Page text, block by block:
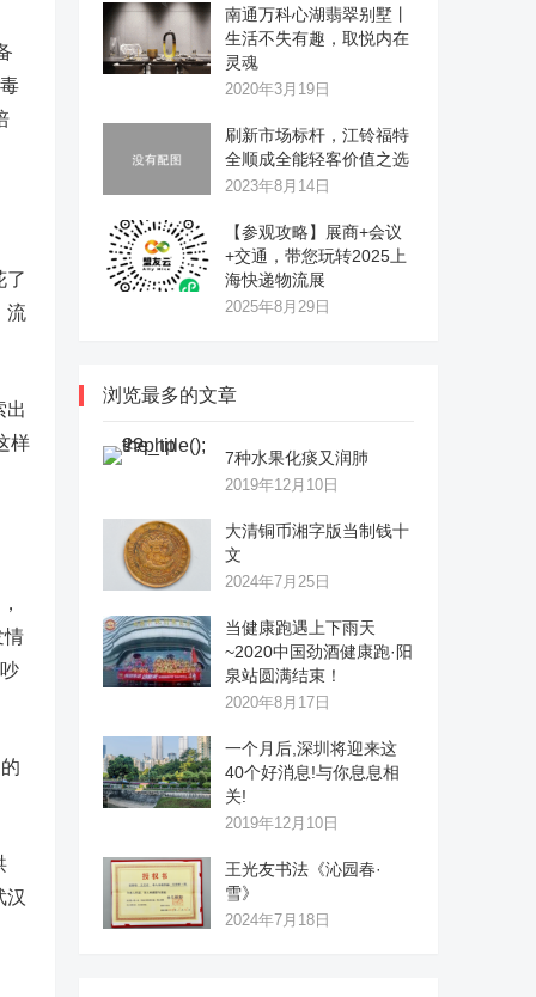
了
流
出
样
情
汉
南通万科心湖翡翠别墅丨
生活不失有趣，取悦内在
灵魂
2020年3月19日
刷新市场标杆，江铃福特
全顺成全能轻客价值之选
2023年8月14日
【参观攻略】展商+会议
+交通，带您玩转2025上
海快递物流展
2025年8月29日
浏览最多的文章
7种水果化痰又润肺
2019年12月10日
大清铜币湘字版当制钱十
文
2024年7月25日
当健康跑遇上下雨天
~2020中国劲酒健康跑·阳
泉站圆满结束！
2020年8月17日
一个月后,深圳将迎来这
40个好消息!与你息息相
关!
2019年12月10日
王光友书法《沁园春·
雪》
2024年7月18日